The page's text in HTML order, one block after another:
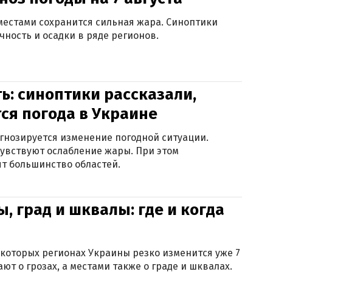
сохранится сильная жара. Синоптики
и осадки в ряде регионов.
синоптики рассказали,
погода в Украине
изменение погодной ситуации.
ослабление жары. При этом
большинство областей.
град и шквалы: где и когда
регионах Украины резко изменится уже 7
о грозах, а местами также о граде и шквалах.